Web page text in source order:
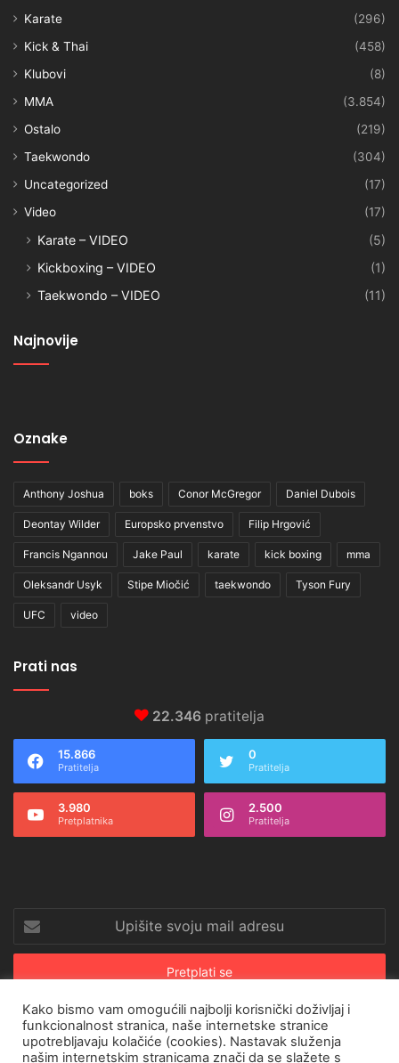
Karate
(296)
Kick & Thai
(458)
Klubovi
(8)
MMA
(3.854)
Ostalo
(219)
Taekwondo
(304)
Uncategorized
(17)
Video
(17)
Karate – VIDEO
(5)
Kickboxing – VIDEO
(1)
Taekwondo – VIDEO
(11)
Najnovije
Oznake
Anthony Joshua boks Conor McGregor Daniel Dubois
Deontay Wilder Europsko prvenstvo Filip Hrgović
Francis Ngannou Jake Paul karate kick boxing mma
Oleksandr Usyk Stipe Miočić taekwondo Tyson Fury
UFC video
Prati nas
22.346 pratitelja
15.866
Pratitelja
0
Pratitelja
3.980
Pretplatnika
2.500
Pratitelja
svoju
mail
© Copyright 2026, All Rights Reserved |CroRing Magazin
Kako bismo vam omogućili najbolji korisnički doživljaj i
funkcionalnost stranica, naše internetske stranice
upotrebljavaju kolačiće (cookies). Nastavak služenja
našim internetskim stranicama znači da se slažete s